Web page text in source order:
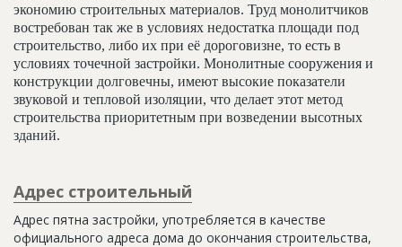
экономию строительных материалов. Труд монолитчиков
востребован так же в условиях недостатка площади под
строительство, либо их при её дороговизне, то есть в
условиях точечной застройки. Монолитные сооружения и
конструкции долговечны, имеют высокие показатели
звуковой и тепловой изоляции, что делает этот метод
строительства приоритетным при возведении высотных
зданий.
Адрес строительный
Адрес пятна застройки, употребляется в качестве
официального адреса дома до окончания строительства,